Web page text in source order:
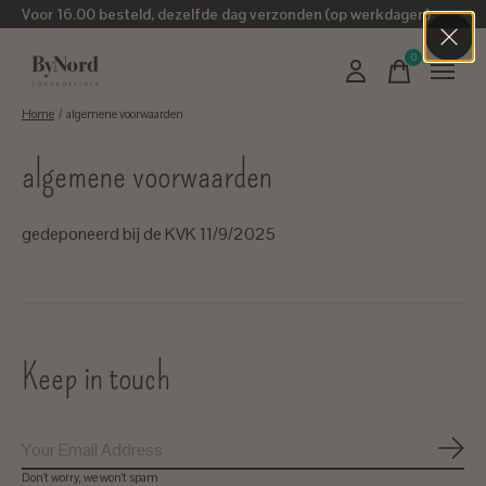
Voor 16.00 besteld, dezelfde dag verzonden (op werkdagen)
0items
Home / algemene voorwaarden
algemene voorwaarden
gedeponeerd bij de KVK 11/9/2025
Keep in touch
Don’t worry, we won’t spam